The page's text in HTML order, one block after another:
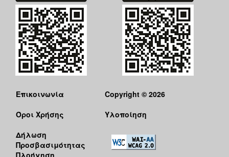
Επικοινωνία
Όροι Χρήσης
Δήλωση
Προσβασιμότητας
Πλοήγηση
Copyright © 2026
Υλοποίηση